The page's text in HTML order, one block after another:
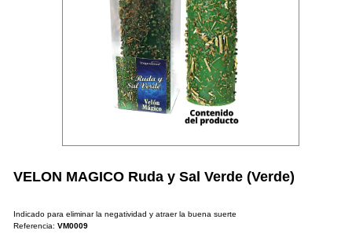
VELON MAGICO Ruda y Sal Verde (Verde)
Indicado para eliminar la negatividad y atraer la buena suerte
Referencia:VM0009